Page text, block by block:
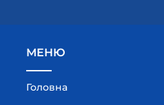
МЕНЮ
Головна